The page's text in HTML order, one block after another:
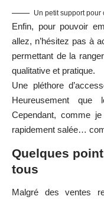
Un petit support
Enfin, pour pouvoir
allez, n’hésitez pas à
permettant de la
qualitative et pratique.
Une pléthore
Heureusement
Cependant, comme je
rapidement salée…
Quelques
tous
Malgré des ventes